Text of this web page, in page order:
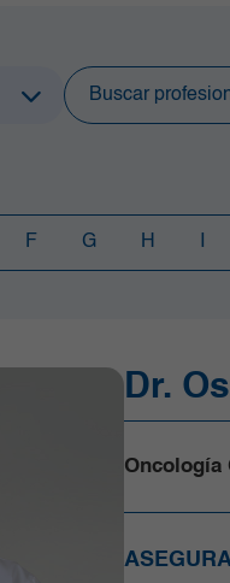
F G H
Dr.
Oncología